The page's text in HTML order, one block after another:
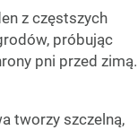
z częstszych
próbując
pni przed zimą.
tworzy szczelną,